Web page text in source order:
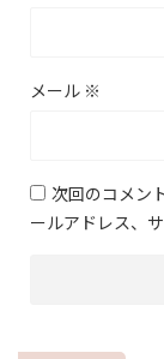
メール ※
次回のコメン
ールアドレス、